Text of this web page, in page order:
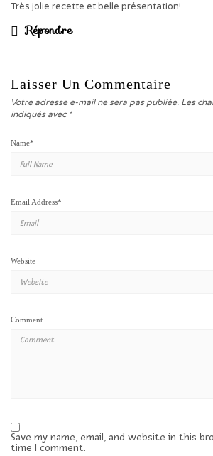
Très jolie recette et belle présentation!
Répondre
Laisser Un Commentaire
Votre adresse e-mail ne sera pas publiée. Les
indiqués avec *
Name*
Email Address*
Website
Comment
Save my name, email, and website in this
time I comment.